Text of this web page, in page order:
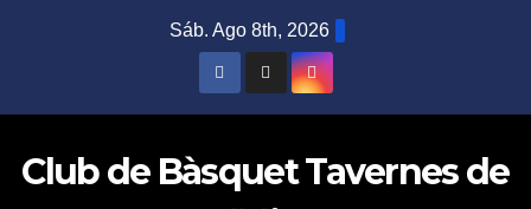
Sáb. Ago 8th, 2026
Club de Bàsquet Tavernes de